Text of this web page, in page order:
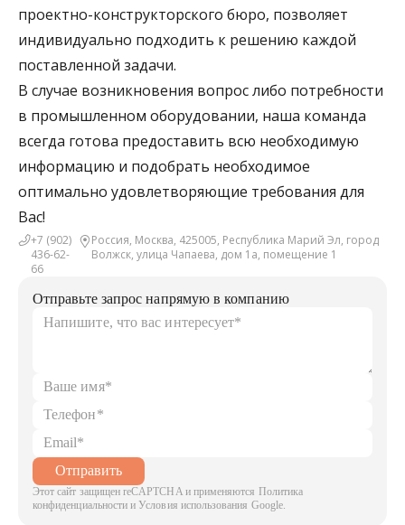
проектно-конструкторского бюро, позволяет
индивидуально подходить к решению каждой
поставленной задачи.
В случае возникновения вопрос либо потребности
в промышленном оборудовании, наша команда
всегда готова предоставить всю необходимую
информацию и подобрать необходимое
оптимально удовлетворяющие требования для
Вас!
+7 (902)
436-62-
66
Россия, Москва, 425005, Республика Марий Эл, город
Волжск, улица Чапаева, дом 1а, помещение 1
Отправьте запрос напрямую в компанию
Отправить
Этот сайт защищен reCAPTCHA и применяются Политика
конфиденциальности и Условия использования Google.